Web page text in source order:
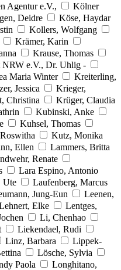
Agentur e.V.,
Kölner
Deidre
Köse, Haydar
Kollers, Wolfgang
Krämer, Karin
Krause, Thomas
NRW e.V., Dr. Uhlig -
Maria Winter
Kreiterling,
Jessica
Krieger,
Christina
Krüger, Claudia
Kubinski, Anke
Kuhsel, Thomas
Kutz, Monika
Ellen
Lammers, Britta
Renate
Lara Espino, Antonio
Ute
Laufenberg, Marcus
Jung-Eun
Leenen,
Elke
Lentges,
Li, Chenhao
Liekendael, Rudi
Linz, Barbara
Lippek-
Lösche, Sylvia
Paola
Longhitano,